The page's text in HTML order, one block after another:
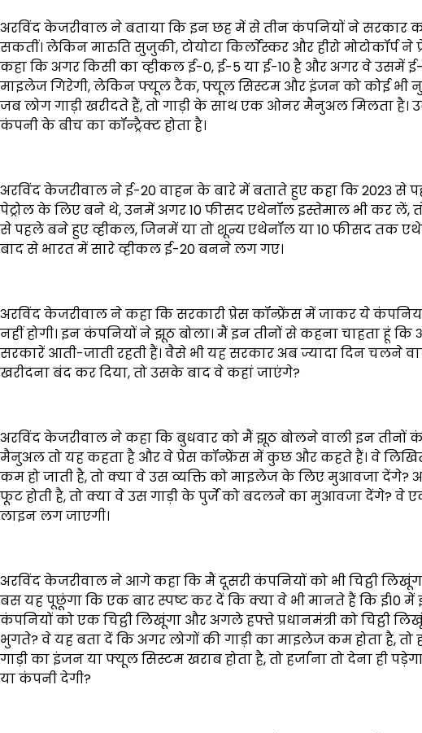
अरविंद केजरीवाल ने बताया कि इन छह में से तीन कंपनियों ने सरकार
सकतीं। लेकिन मारुति सुजुकी, टोयोटा किर्लाेस्कर और हीरो मोटोकॉर्प
कहा कि अगर किसी का व्हीकल ई-0, ई-5 या ई-10 है और अगर वे उसमें ई-
माइलेज गिरेगी, लेकिन फ्यूल टैंक, फ्यूल सिस्टम और इंजन को कोई भी
जब लोग गाड़ी खरीदते हैं, तो गाड़ी के साथ एक ओनर मैनुअल मिलता है।
कंपनी के बीच का कॉन्ट्रैक्ट होता है।
अरविंद केजरीवाल ने ई-20 वाहन के बारे में बताते हुए कहा कि 2023 से
पेट्रोल के लिए बने थे, उनमें अगर 10 फीसद एथेनॉल इस्तेमाल भी कर लें,
से पहले बने हुए व्हीकल, जिनमें या तो शून्य एथेनॉल या 10 फीसद तक
बाद से भारत में सारे व्हीकल ई-20 बनने लग गए।
अरविंद केजरीवाल ने कहा कि सरकारी प्रेस कॉन्फ्रेंस में जाकर ये
नहीं होगी। इन कंपनियों ने झूठ बोला। मैं इन तीनों से कहना चाहता हूं कि
सरकारें आती-जाती रहती हैं। वैसे भी यह सरकार अब ज्यादा दिन चलने
खरीदना बंद कर दिया, तो उसके बाद वे कहां जाएंगे?
अरविंद केजरीवाल ने कहा कि बुधवार को मैं झूठ बोलने वाली इन
मैनुअल तो यह कहता है और वे प्रेस कॉन्फ्रेंस में कुछ और कहते हैं। वे
कम हो जाती है, तो क्या वे उस व्यक्ति को माइलेज के लिए मुआवजा देंगे?
फूट होती है, तो क्या वे उस गाड़ी के पुर्जे को बदलने का मुआवजा देंगे? वे
लाइन लग जाएगी।
अरविंद केजरीवाल ने आगे कहा कि मैं दूसरी कंपनियों को भी चिट्ठी
बस यह पूछूंगा कि एक बार स्पष्ट कर दें कि क्या वे भी मानते हैं कि ई10 में
कंपनियों को एक चिट्ठी लिखूंगा और अगले हफ्ते प्रधानमंत्री को
भुगते? वे यह बता दें कि अगर लोगों की गाड़ी का माइलेज कम होता है, तो
गाड़ी का इंजन या फ्यूल सिस्टम खराब होता है, तो हर्जाना तो देना ही
या कंपनी देगी?